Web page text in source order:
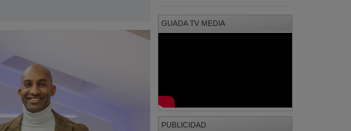
GUADA TV MEDIA
PUBLICIDAD